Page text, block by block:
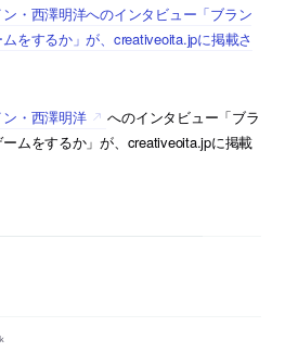
・西澤明洋へのインタビュー「ブラン
をするか」が、creativeoita.jpに掲載さ
・西澤明洋
へのインタビュー「ブラ
ムをするか」が、creativeoita.jpに掲載